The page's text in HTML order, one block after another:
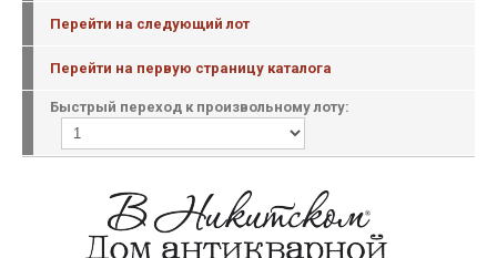
Перейти на следующий лот
Перейти на первую страницу каталога
Быстрый переход к произвольному лоту: